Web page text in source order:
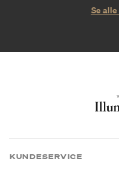
Se
KUNDESERVICE